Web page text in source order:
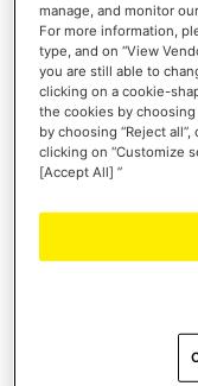
Volg uw bestelling in
Betrouwbare
manage, and monitor
For more information,
type, and on “View
you are still able to
clicking on a cookie-
the cookies by choosing
by choosing “Reject
clicking on “Customize
[Accept All] ”